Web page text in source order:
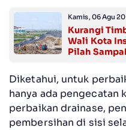
Kamis, 06 Agu
Kurangi
Wali Kota
Pilah
Diketahui, untuk
hanya ada pengecatan
perbaikan drainase,
pembersihan di sisi